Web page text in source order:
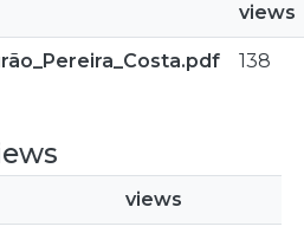
views
138
views